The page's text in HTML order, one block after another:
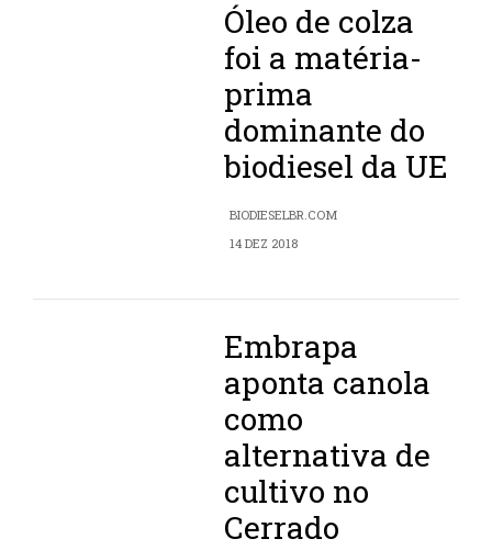
Óleo de colza
foi a matéria-
prima
dominante do
biodiesel da UE
BIODIESELBR.COM
14 DEZ 2018
Embrapa
aponta canola
como
alternativa de
cultivo no
Cerrado